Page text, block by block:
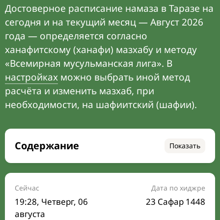
Достоверное расписание намаза в Таразе на
сегодня и на текущий месяц — Август 2026
года — определяется согласно
ханафитскому (ханафи) мазхабу и методу
«Всемирная мусульманская лига». В
настройках можно выбрать иной метод
расчёта и изменить мазхаб, при
необходимости, на шафиитский (шафии).
Содержание Показать
Время намаза на сегодня
Расписание на месяц
Время Сухура и Ифтара на сегодня
Сейчас
19:28, Четверг, 06
августа
Дата по хиджре
23 Сафар 1448